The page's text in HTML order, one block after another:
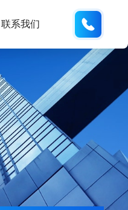
联系我们